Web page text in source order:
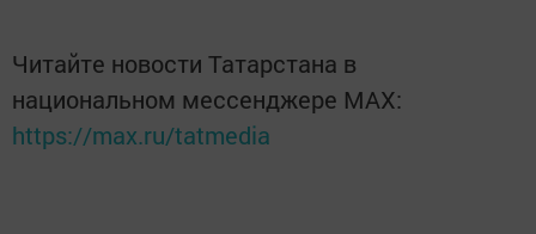
Читайте новости Татарстана в
национальном мессенджере MАХ:
https://max.ru/tatmedia